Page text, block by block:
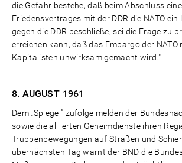
die Gefahr bestehe, daß beim Abschluss
Friedensvertrages mit der DDR die NATO
gegen die DDR beschließe, sei die Frage zu
erreichen kann, daß das Embargo der NATO
Kapitalisten unwirksam gemacht wird."
8. AUGUST 1961
Dem „Spiegel" zufolge melden der
sowie die alliierten Geheimdienste ihren
Truppenbewegungen auf Straßen und
übernächsten Tag warnt der BND die